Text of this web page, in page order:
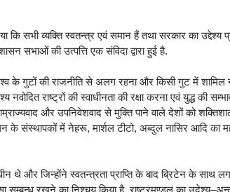
सभी व्यक्ति स्वतन्त्र एवं समान हैं तथा सरकार का उद्देश्य
सभाओं की उत्पत्ति एक संविदा द्वारा हुई है.
के गुटों की राजनीति से अलग रहना और किसी गुट में शामिल
राष्ट्रों की स्वाधीनता की रक्षा करना एवं युद्ध की
और उपनिवेशवाद से मुक्ति पाने वाले देशों को
संस्थापकों में नेहरू, मार्शल टीटो, अब्दुल नासिर आदि का
थे और जिन्होंने स्वतन्त्रता प्राप्ति के बाद ब्रिटेन के साथ
सम्बन्ध रखने का निश्चय किया है. राष्ट्रमण्डल का